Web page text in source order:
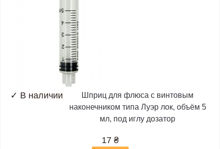
✓ В наличии
Шприц для флюса с винтовым
наконечником типа Луэр лок, объём 5
мл, под иглу дозатор
17 ₴